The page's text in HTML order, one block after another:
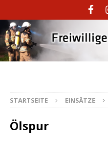
STARTSEITE EINSÄTZE
Ölspur